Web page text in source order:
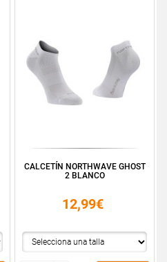
CALCETÍN NORTHWAVE GHOST
2 BLANCO
12,99€